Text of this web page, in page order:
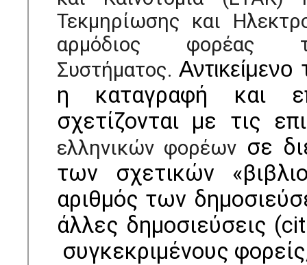
Τεκμηρίωσης και
αρμόδιος φορέας
Συστήματος. Αντικείμενο
η καταγραφή και
σχετίζονται με τις
ελληνικών φορέων σε
των σχετικών
αριθμός των
άλλες δημοσιεύσεις
συγκεκριμένους